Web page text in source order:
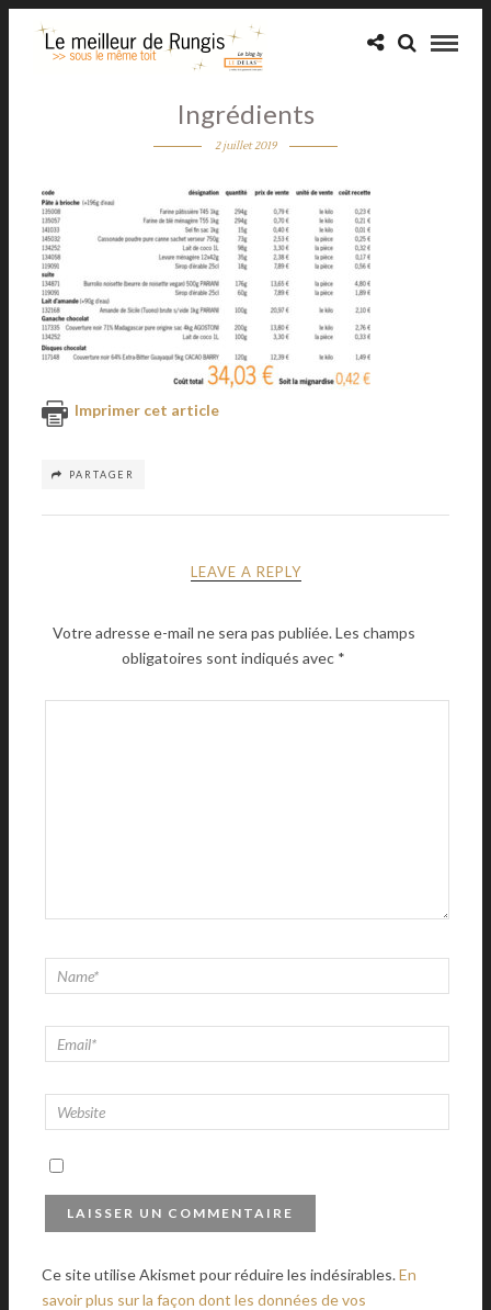
Ingrédients
2 juillet 2019
Imprimer cet article
PARTAGER
LEAVE A REPLY
Votre adresse e-mail ne sera pas publiée.Les champs
obligatoires sont indiqués avec *
Ce site utilise Akismet pour réduire les indésirables.En
savoir plus sur la façon dont les données de vos